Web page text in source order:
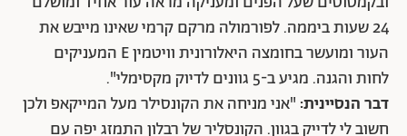
24 שעות ביממה. לפורמולה מרקם קרמי שאינו מייבש את
העור ומועשר בחומצה היאלורונית וויטמין E המעניקים
לחות והגנה. מגיע ב-5 גוונים לדיוק מקסימלי".
דבר הנסיינית: "אני מניחה את הקונסילר מעל המייקאפ ולכן
חשוב לי לדייק בגוון. הקונסליר של רבלון התמזג יפה עם